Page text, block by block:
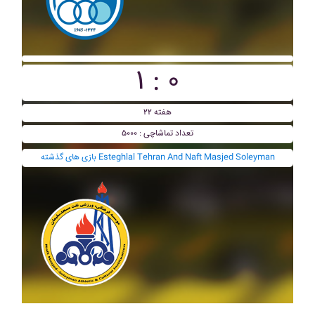
۱ : ۰
هفته ۲۲
تعداد تماشاچی : ۵۰۰۰
بازی های گذشته Esteghlal Tehran And Naft Masjed Soleyman